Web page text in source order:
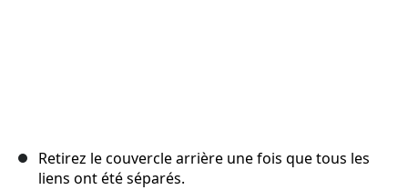
Retirez le couvercle arrière une fois que tous les
liens ont été séparés.